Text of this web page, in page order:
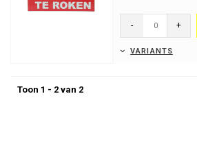
- +
VARIANTS
Toon 1 - 2 van 2